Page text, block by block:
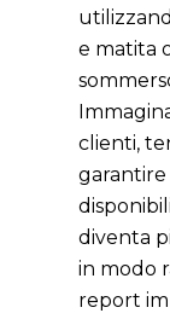
e matita
clienti,
diventa
in modo
report